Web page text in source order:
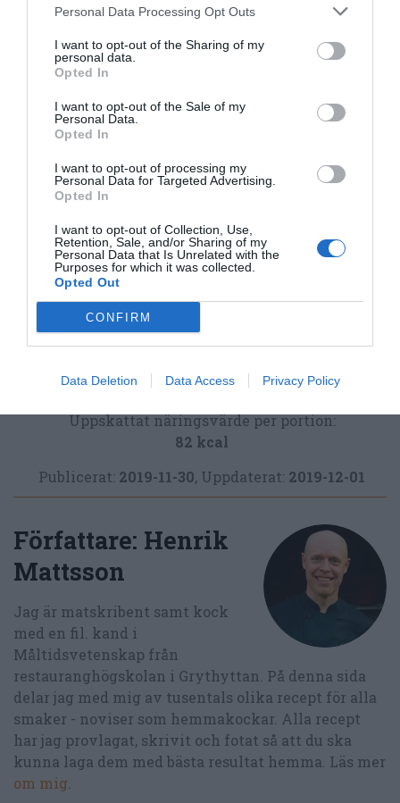
Personal Data Processing Opt Outs
I want to opt-out of the Sharing of my
personal data.
Opted In
I want to opt-out of the Sale of my
Personal Data.
Opted In
I want to opt-out of processing my
Personal Data for Targeted Advertising.
Opted In
I want to opt-out of Collection, Use,
Retention, Sale, and/or Sharing of my
Personal Data that Is Unrelated with the
Purposes for which it was collected.
Opted Out
CONFIRM
Data Deletion Data Access Privacy Policy
Citron
Vardag Buffé
Avancerat
Svensk mat
Ugnsrätter
E-mail
Uppskattat näringsvärde per portion:
82 kcal
Publicerat: 2019-11-30, Uppdaterat: 2019-12-01
Författare: Henrik
Mattsson
Jag är matskribent samt kock
med en fil. kand i
Måltidsvetenskap från
restauranghögskolan i Grythyttan. På denna sida
delar jag med mig av tusentals olika recept för alla
smaker - noviser som hemmakockar. Alla recept
har jag provlagat, skrivit och fotat så att du ska
kunna laga dem med bästa resultat hemma. Läs mer
om mig